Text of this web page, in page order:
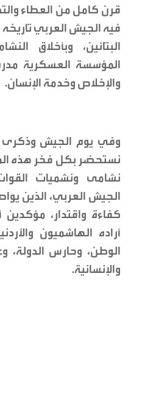
قرن كامل من العطاء
فيه الجيش العربي
البنّائين، وبأخلاق
المؤسسة العسكرية
والإخلاص وخدمة الإنسان.
وفي يوم الجيش وذكرى
نستحضر بكل فخر هذه
نشامى ونشميات
الجيش العربي، الذين
كفاءة واقتدار،
أراده الهاشميون
الوطن، وحارس الدولة،
والإنسانية.